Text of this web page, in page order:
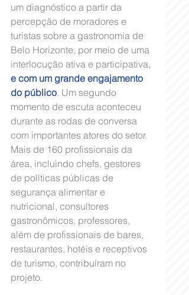
um diagnóstico a partir da
percepção de moradores e
turistas sobre a gastronomia de
Belo Horizonte, por meio de uma
interlocução ativa e participativa,
e com um grande engajamento
do público. Um segundo
momento de escuta aconteceu
durante as rodas de conversa
com importantes atores do setor.
Mais de 160 profissionais da
área, incluindo chefs, gestores
de políticas públicas de
segurança alimentar e
nutricional, consultores
gastronômicos, professores,
além de profissionais de bares,
restaurantes, hotéis e receptivos
de turismo, contribuíram no
projeto.